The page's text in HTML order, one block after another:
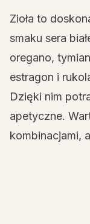
Zioła to
smaku sera
oregano,
estragon i
Dzięki nim
apetyczne.
kombinacjami,